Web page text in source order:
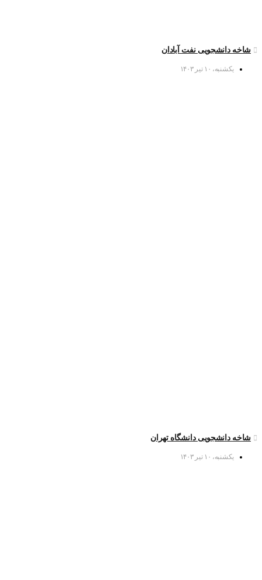
شاخه دانشجویی نفت آبادان
یکشنبه، ۱۰ تیر ۱۴۰۳
شاخه دانشجویی دانشگاه تهران
یکشنبه، ۱۰ تیر ۱۴۰۳